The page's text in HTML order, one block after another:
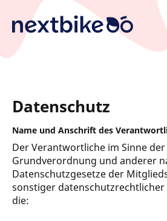
Hauptinhalt
springen
Datenschutz
Name und Anschrift des
Der Verantwortliche im Sinne
Grundverordnung und anderer
Datenschutzgesetze der
sonstiger
die: